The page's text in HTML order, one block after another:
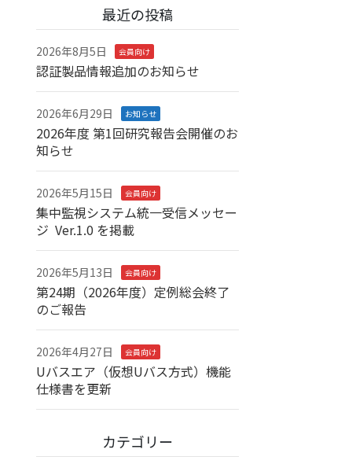
最近の投稿
2026年8月5日 会員向け
認証製品情報追加のお知らせ
2026年6月29日 お知らせ
2026年度 第1回研究報告会開催のお
知らせ
2026年5月15日 会員向け
集中監視システム統一受信メッセー
ジ Ver.1.0 を掲載
2026年5月13日 会員向け
第24期（2026年度）定例総会終了
のご報告
2026年4月27日 会員向け
Uバスエア（仮想Uバス方式）機能
仕様書を更新
カテゴリー